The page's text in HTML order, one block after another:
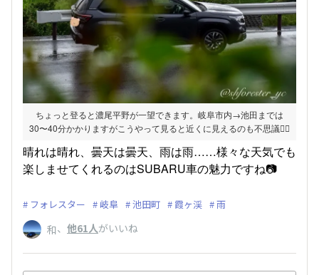
ちょっと登ると濃尾平野が一望できます。岐阜市内→池田までは
30〜40分かかりますがこうやって見ると近くに見えるのも不思議🙂‍↕️
晴れは晴れ、曇天は曇天、雨は雨……様々な天気でも
楽しませてくれるのはSUBARU車の魅力ですね📷
フォレスター 岐阜 池田町 霞ヶ渓 雨
和、 他61人がいいね